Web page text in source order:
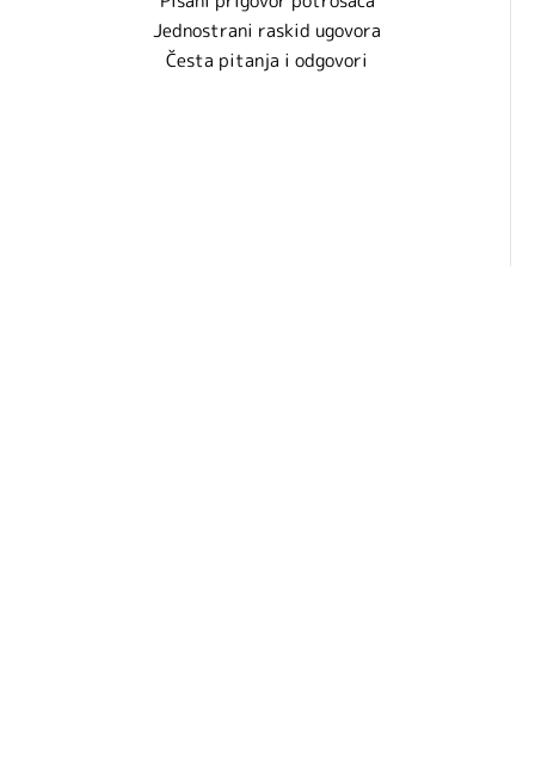
Jednostrani raskid ugovora
Česta pitanja i odgovori